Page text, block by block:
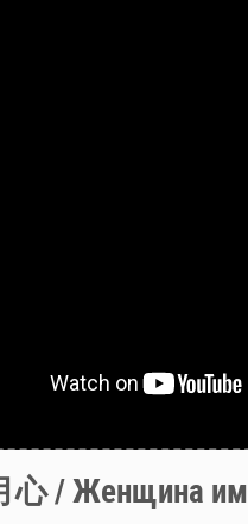
/ Женщина